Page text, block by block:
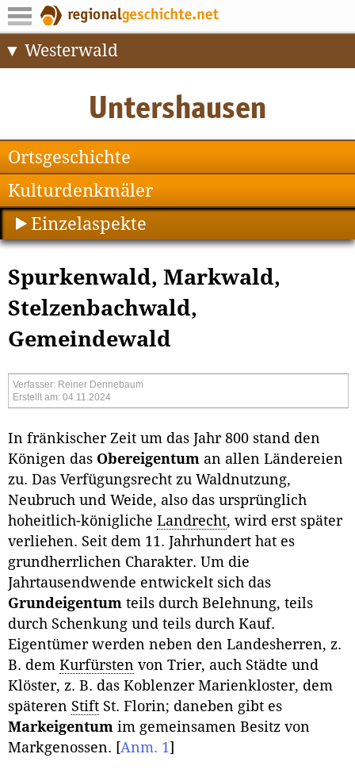
Westerwald
Ortsgeschichte
Kulturdenkmäler
Einzelaspekte
Spurkenwald, Markwald,
Stelzenbachwald,
Gemeindewald
Verfasser: Reiner Dennebaum
Erstellt am: 04.11.2024
In fränkischer Zeit um das Jahr 800 stand den
Königen das Obereigentum an allen Ländereien
zu. Das Verfügungsrecht zu Waldnutzung,
Neubruch und Weide, also das ursprünglich
hoheitlich-königliche Landrecht, wird erst später
verliehen. Seit dem 11. Jahrhundert hat es
grundherrlichen Charakter. Um die
Jahrtausendwende entwickelt sich das
Grundeigentum teils durch Belehnung, teils
durch Schenkung und teils durch Kauf.
Eigentümer werden neben den Landesherren, z.
B. dem Kurfürsten von Trier, auch Städte und
Klöster, z. B. das Koblenzer Marienkloster, dem
späteren Stift St. Florin; daneben gibt es
Markeigentum im gemeinsamen Besitz von
Markgenossen. [Anm. 1]